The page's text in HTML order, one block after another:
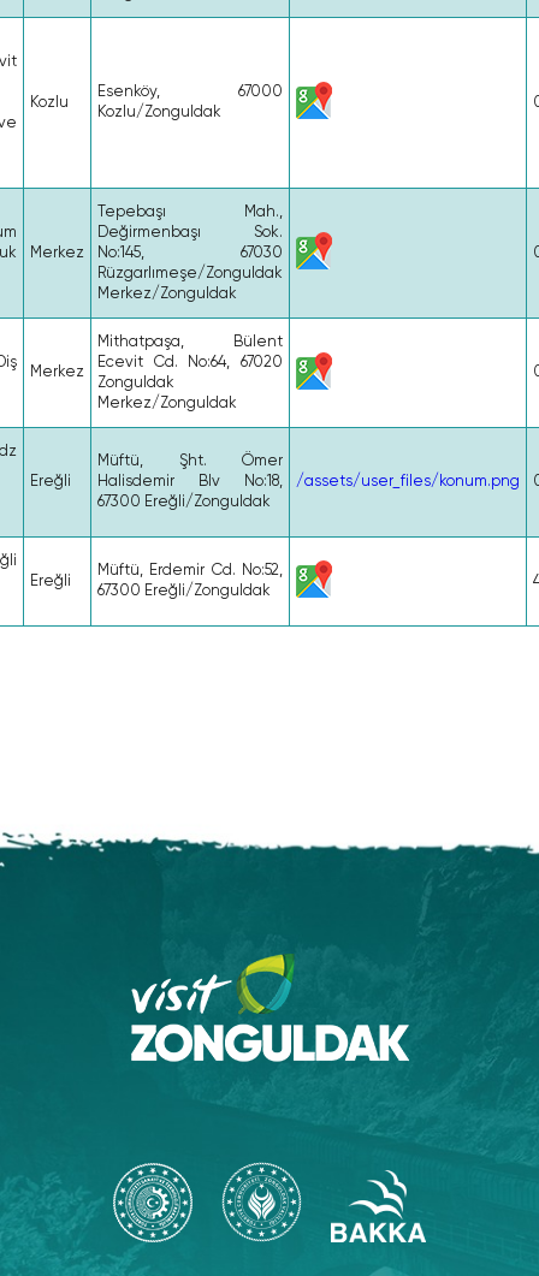
Kozlu
Esenköy, 67000
Kozlu/Zonguldak
Merkez
Tepebaşı Mah.,
Değirmenbaşı Sok.
No:145, 67030
Rüzgarlımeşe/Zonguldak
Merkez/Zonguldak
Merkez
Mithatpaşa, Bülent
Ecevit Cd. No:64, 67020
Zonguldak
Merkez/Zonguldak
Ereğli
Müftü, Şht. Ömer
Halisdemir Blv No:18,
67300 Ereğli/Zonguldak
/assets/user_files/konum.png
Ereğli
Müftü, Erdemir Cd. No:52,
67300 Ereğli/Zonguldak